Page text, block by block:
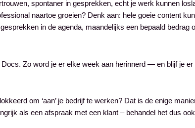
spontaner in gesprekken, echt je werk kunnen
naartoe groeien? Denk aan: hele goeie content
in de agenda, maandelijks een bepaald bedrag
Zo word je er elke week aan herinnerd — en blijf je
om ‘aan’ je bedrijf te werken? Dat is de enige
als een afspraak met een klant – behandel het dus